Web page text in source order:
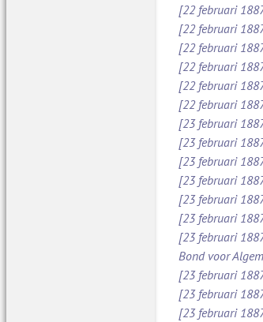
[22 februari
[22 februari
[22 februari
[22 februari
[22 februari
[22 februari
[23 februari
[23 februari
[23 februari
[23 februari
[23 februari
[23 februari
[23 februari
Bond voor
[23 februari
[23 februari
[23 februari